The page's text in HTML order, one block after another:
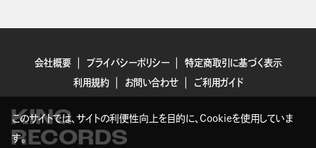
会社概要 プライバシーポリシー
特定商取引に基づく表示
利用規約
お問い合わせ ご利用ガイド
KING
RECORDS
このサイトでは、サイトの利便性向上を目的に、Cookieを使用していま
す。